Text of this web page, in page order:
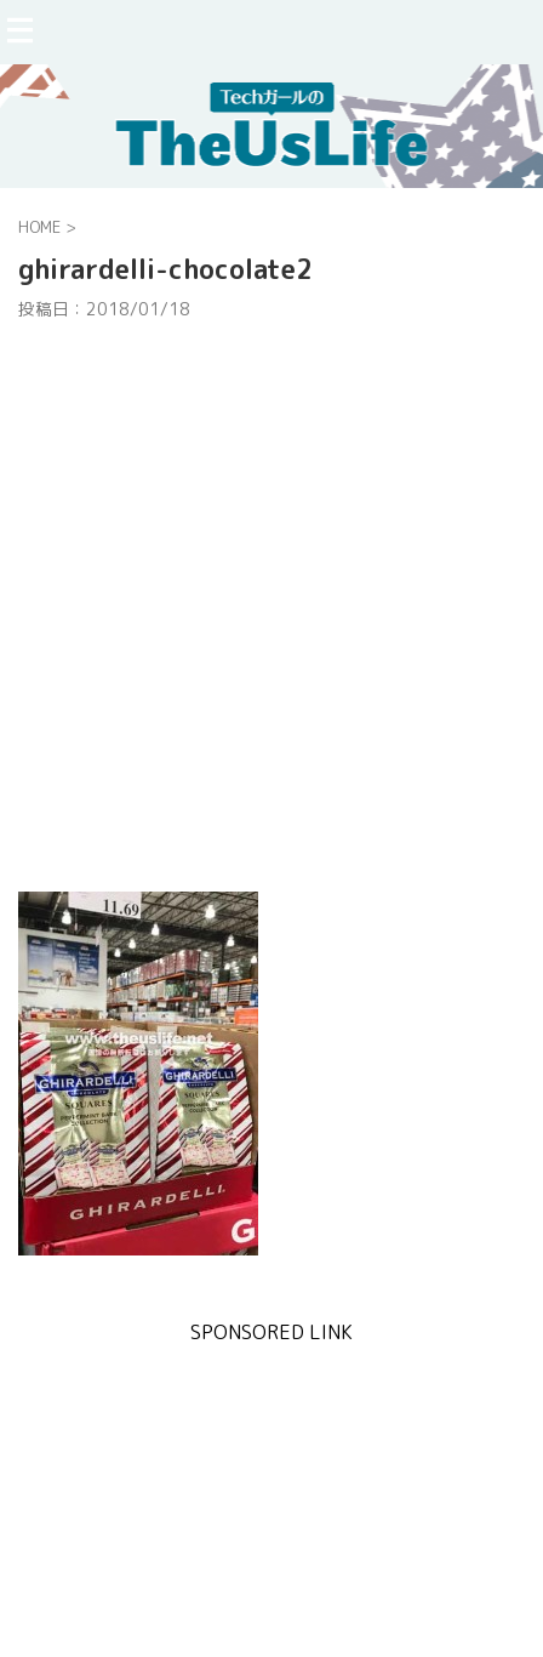
HOME >
ghirardelli-chocolate2
投稿日： 2018/01/18
SPONSORED LINK